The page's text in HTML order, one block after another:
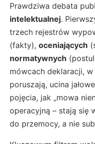
Prawdziwa debata
intelektualnej.
trzech rejestrów
(fakty), oceniających
normatywnych
mówcach deklaracji,
poruszają, ucina
pojęcia, jak „mowa
operacyjną – stają się
do przemocy, a nie